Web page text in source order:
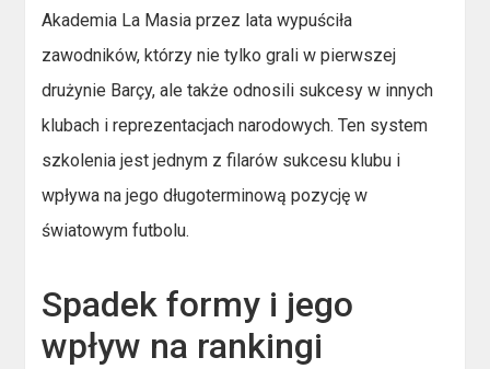
Akademia La Masia przez lata wypuściła
zawodników, którzy nie tylko grali w pierwszej
drużynie Barçy, ale także odnosili sukcesy w innych
klubach i reprezentacjach narodowych. Ten system
szkolenia jest jednym z filarów sukcesu klubu i
wpływa na jego długoterminową pozycję w
światowym futbolu.
Spadek formy i jego
wpływ na rankingi